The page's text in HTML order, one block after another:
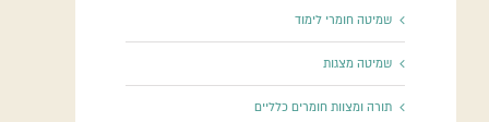
שמיטה חומרי לימוד
שמיטה מצגות
תורה ומצוות חומרים כלליים